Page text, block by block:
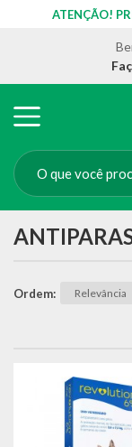
ATENÇÃO!
Ordem